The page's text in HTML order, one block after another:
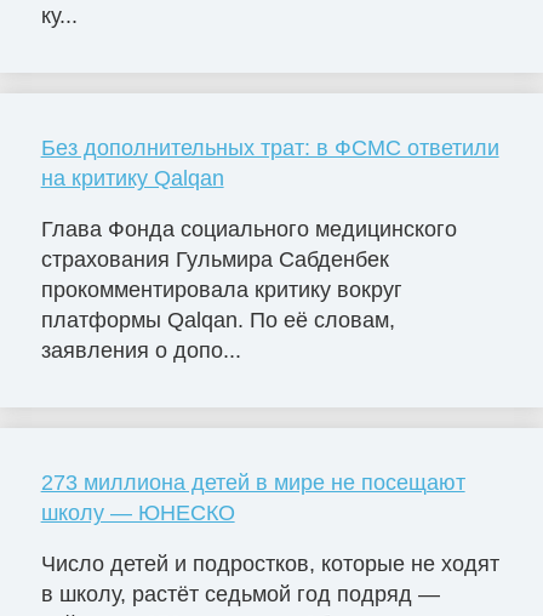
ку...
Без дополнительных трат: в ФСМС ответили
на критику Qalqan
Глава Фонда социального медицинского
страхования Гульмира Сабденбек
прокомментировала критику вокруг
платформы Qalqan. По её словам,
заявления о допо...
273 миллиона детей в мире не посещают
школу — ЮНЕСКО
Число детей и подростков, которые не ходят
в школу, растёт седьмой год подряд —